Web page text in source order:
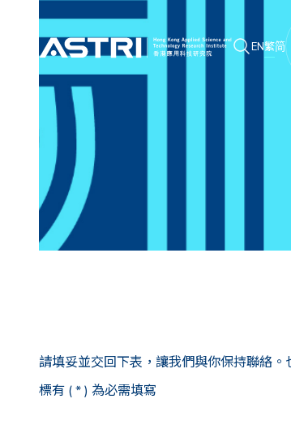
EN繁简
請填妥並交回下表，讓我們與你保持聯絡
標有 ( * ) 為必需填寫